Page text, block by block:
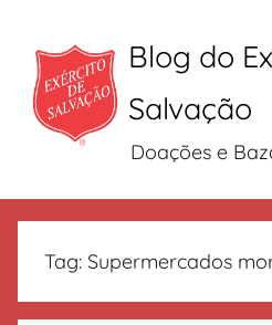
conteúdo
Blog do
Salvação
Doações e
Tag: Supermercados